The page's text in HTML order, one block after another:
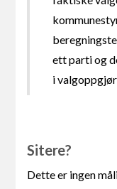
ett parti og
i
Sitere?
Dette er ingen